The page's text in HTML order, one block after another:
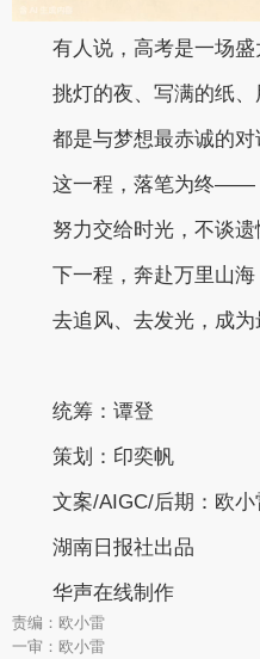
有人说，高考是一场盛
挑灯的夜、写满的纸、
都是与梦想最赤诚的对
这一程，落笔为终——
努力交给时光，不谈遗
下一程，奔赴万里山海
去追风、去发光，成为
统筹：谭登
策划：印奕帆
文案/AIGC/后期：欧
湖南日报社出品
华声在线制作
责编：欧小雷
一审：欧小雷